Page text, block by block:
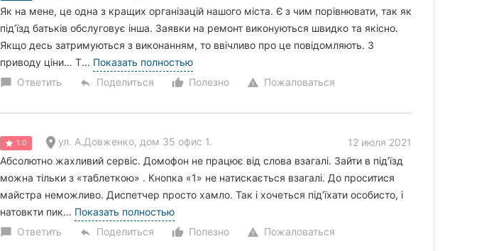
Як на мене, це одна з кращих організацій нашого міста. Є з чим порівнювати, так як
під’їзд батьків обслуговує інша. Заявки на ремонт виконуються швидко та якісно.
Якщо десь затримуються з виконанням, то ввічливо про це повідомляють. З
приводу ціни… Т... Показать полностью
chat_bubble Ответить reply Поделиться thumb_up_alt
Полезно warning Пожаловаться
1.0 ул. А.Довженко, дом 35 офис 1.
12 июля 2021
Абсолютно жахливий сервіс. Домофон не працює від слова взагалі. Зайти в під’їзд
можна тільки з «таблеткою» . Кнопка «1» не натискається взагалі. До проситися
майстра неможливо. Диспетчер просто хамло. Так і хочеться під’їхати особисто, і
натовкти пик... Показать полностью
chat_bubble Ответить reply Поделиться thumb_up_alt
Полезно warning Пожаловаться